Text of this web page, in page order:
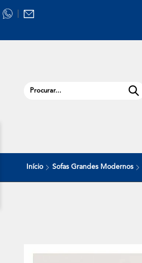
Início Sofas Grandes Modernos